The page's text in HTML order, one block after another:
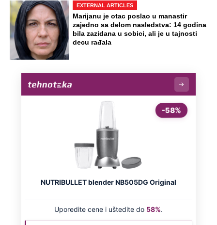
EXTERNAL ARTICLES
Marijanu je otac poslao u manastir
zajedno sa delom nasledstva: 14 godina
bila zazidana u sobici, ali je u tajnosti
decu rađala